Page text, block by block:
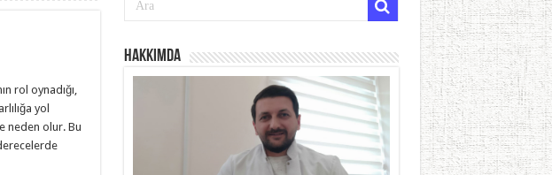
rol oynadığı,
yol
neden olur. Bu
Hakkımda